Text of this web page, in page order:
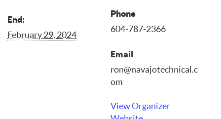
End:
February 29, 2024
Phone
604-787-2366
Email
ron@navajotechnical.c
om
View Organizer